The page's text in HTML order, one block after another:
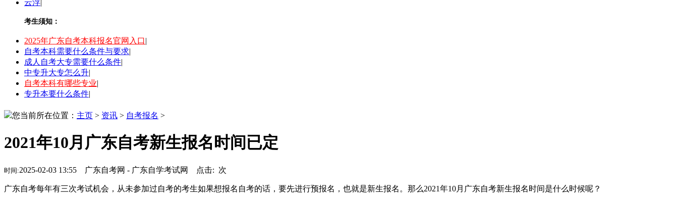
云浮|
考生须知：
2025年广东自考本科报名官网入口|
自考本科需要什么条件与要求|
成人自考大专需要什么条件|
中专升大专怎么升|
自考本科有哪些专业|
专升本要什么条件|
您当前所在位置： 主页 > 资讯 > 自考报名 >
2021年10月广东自考新生报名时间已定
时间:2025-02-03 13:55 广东自考网 - 广东自学考试网 点击: 次
广东自考每年有三次考试机会，从未参加过自考的考生如果想报名自考的话，要先进行预报名，也就是新生报名。那么2021年10月广东自考新生报名时间是什么时候呢？